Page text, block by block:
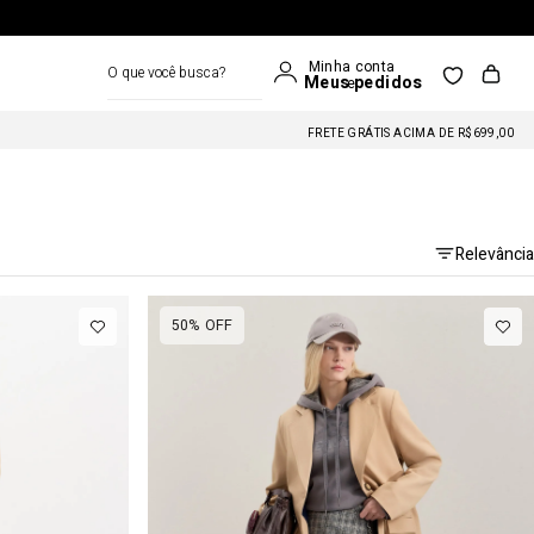
FRETE GRÁTIS ACIMA DE R$699
FRETE GRÁTIS ACIMA DE R$699,00
FRETE GRÁTIS ACIMA DE R$699
Relevância
50% OFF